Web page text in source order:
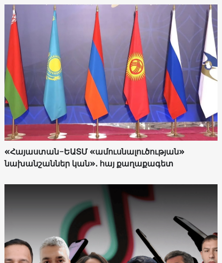
«Հայաստան-ԵԱՏՄ «ամուսնալուծության»
նախանշաններ կան»․ հայ քաղաքագետ